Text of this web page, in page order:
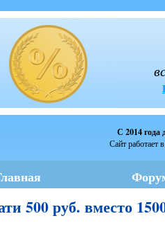
С 2014 года
Сайт работает
500 руб. вместо